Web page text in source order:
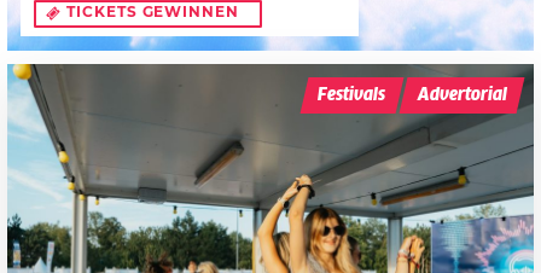
TICKETS GEWINNEN
Festivals Advertorial